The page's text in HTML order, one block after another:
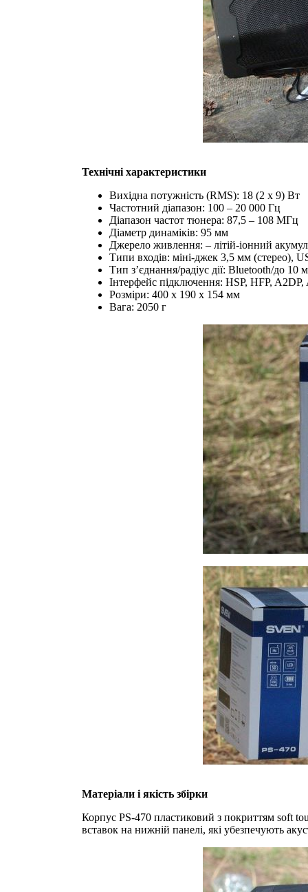
Технічні характеристики
Вихідна потужність (RMS): 18 (2 х 9) Вт
Частотний діапазон: 100 – 20 000 Гц
Діапазон частот тюнера: 87,5 – 108 МГц
Діаметр динаміків: 95 мм
Джерело живлення: – літій-іонний
Типи входів: міні-джек 3,5 мм (стерео),
Тип з’єднання/радіус дії: Bluetooth/до 10
Інтерфейс підключення: HSP, HFP,
Розміри: 400 х 190 х 154 мм
Вага: 2050 г
Матеріали і якість збірки
Корпус PS-470 пластиковий з покриттям soft
вставок на нижній панелі, які убезпечують